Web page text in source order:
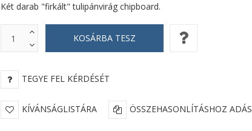
Két darab "firkált" tulipánvirág chipboard.
TEGYE FEL KÉRDÉSÉT
KÍVÁNSÁGLISTÁRA ÖSSZEHASONLÍTÁSHOZ ADÁS